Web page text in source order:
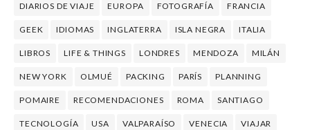
DIARIOS DE VIAJE EUROPA FOTOGRAFÍA FRANCIA
GEEK IDIOMAS INGLATERRA ISLA NEGRA ITALIA
LIBROS LIFE & THINGS LONDRES MENDOZA MILÁN
NEW YORK OLMUÉ PACKING PARÍS PLANNING
POMAIRE RECOMENDACIONES ROMA SANTIAGO
TECNOLOGÍA USA VALPARAÍSO VENECIA VIAJAR